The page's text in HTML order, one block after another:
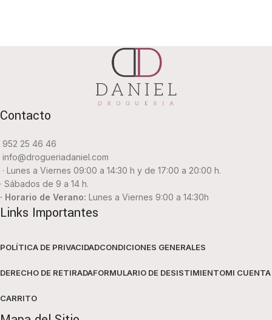
Contacto
952 25 46 46
info@drogueriadaniel.com
· Lunes a Viernes 09:00 a 14:30 h y de 17:00 a 20:00 h.
· Sábados de 9 a 14 h.
· Horario de Verano: Lunes a Viernes 9:00 a 14:30h
Links Importantes
POLÍTICA DE PRIVACIDADCONDICIONES GENERALES
DERECHO DE RETIRADAFORMULARIO DE DESISTIMIENTOMI CUENTA
CARRITO